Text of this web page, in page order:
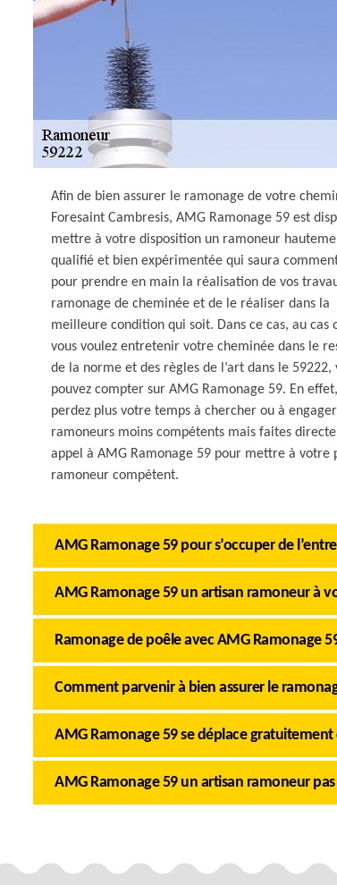
Afin de bien assurer le ramonage de votre
Foresaint Cambresis, AMG Ramonage 59 est
mettre à votre disposition un ramoneur
qualifié et bien expérimentée qui saura
pour prendre en main la réalisation de vos
ramonage de cheminée et de le réaliser dans la
meilleure condition qui soit. Dans ce cas, au cas
vous voulez entretenir votre cheminée dans le
de la norme et des règles de l’art dans le 59222,
pouvez compter sur AMG Ramonage 59. En
perdez plus votre temps à chercher ou à
ramoneurs moins compétents mais faites
appel à AMG Ramonage 59 pour mettre à votre
ramoneur compétent.
AMG Ramonage 59 pour s’occuper de
AMG Ramonage 59 un artisan ramoneur à
Ramonage de poêle avec AMG Ramonage
Comment parvenir à bien assurer le
AMG Ramonage 59 se déplace gratuitement
AMG Ramonage 59 un artisan ramoneur